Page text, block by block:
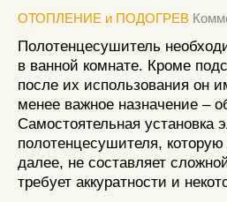
ОТОПЛЕНИЕ и ПОДОГРЕВ
Полотенцесушитель
в ванной комнате. Кроме
после их использования он
менее важное назначение –
Самостоятельная установка
полотенцесушителя,
далее, не составляет
требует аккуратности и